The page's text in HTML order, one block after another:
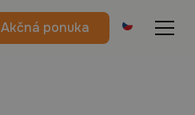
Akčná ponuka